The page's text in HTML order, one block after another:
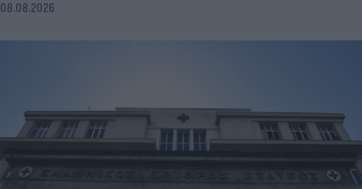
08.08.2026